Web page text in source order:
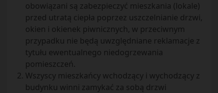
obowiązani są zabezpieczyć mieszkania (lokale)
przed utratą ciepła poprzez uszczelnianie drzwi,
okien i okienek piwnicznych, w przeciwnym
przypadku nie będą uwzględniane reklamacje z
tytułu ewentualnego niedogrzewania
pomieszczeń.
Wszyscy mieszkańcy wchodzący i wychodzący z
budynku winni zamykać za sobą drzwi